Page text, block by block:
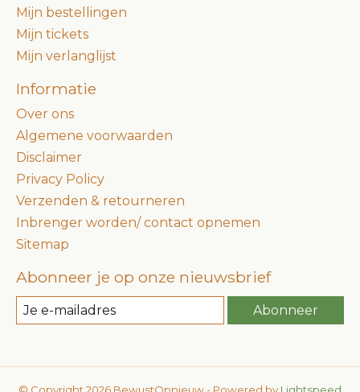
Mijn bestellingen
Mijn tickets
Mijn verlanglijst
Informatie
Over ons
Algemene voorwaarden
Disclaimer
Privacy Policy
Verzenden & retourneren
Inbrenger worden/ contact opnemen
Sitemap
Abonneer je op onze nieuwsbrief
Abonneer
© Copyright 2026 BewustOpnieuw - Powered by Lightspeed